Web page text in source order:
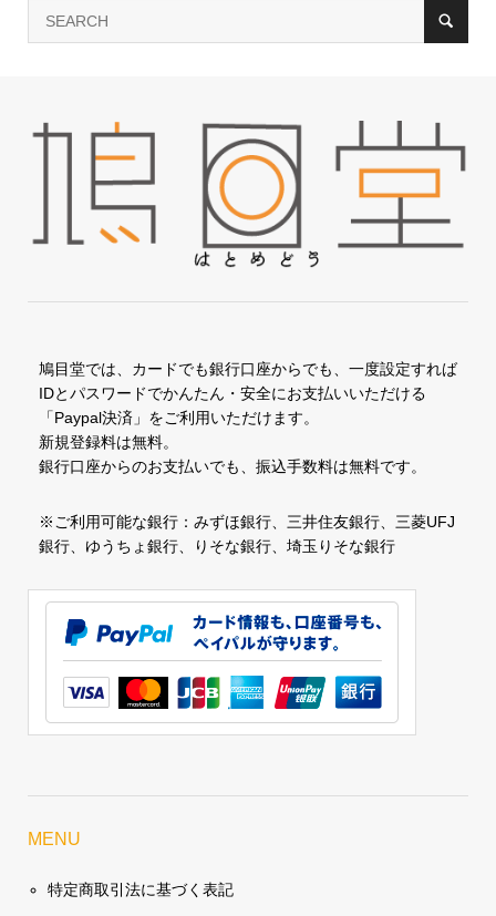
鳩目堂では、カードでも銀行口座からでも、一度設定すれば
IDとパスワードでかんたん・安全にお支払いいただける
「Paypal決済」をご利用いただけます。
新規登録料は無料。
銀行口座からのお支払いでも、振込手数料は無料です。
※ご利用可能な銀行：みずほ銀行、三井住友銀行、三菱UFJ
銀行、ゆうちょ銀行、りそな銀行、埼玉りそな銀行
MENU
特定商取引法に基づく表記